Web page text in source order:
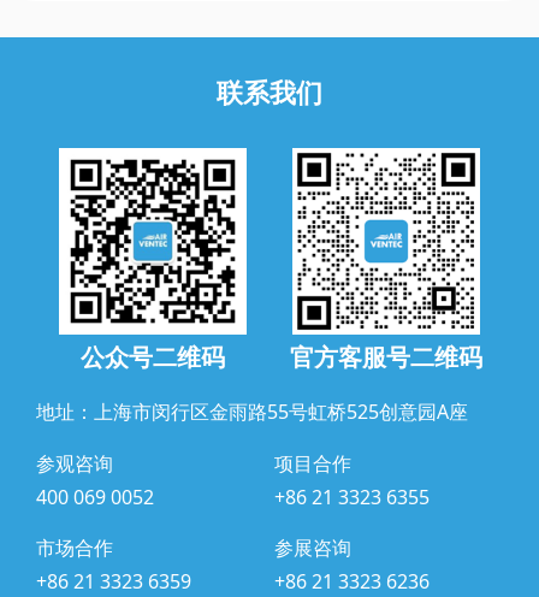
联系我们
公众号二维码 官方客服号二维码
地址：上海市闵行区金雨路55号虹桥525创意园A座
参观咨询
400 069 0052
项目合作
+86 21 3323 6355
市场合作
+86 21 3323 6359
参展咨询
+86 21 3323 6236